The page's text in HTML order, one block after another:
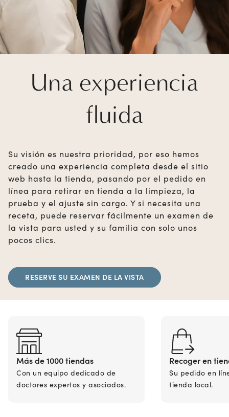
Una experiencia
fluida
Su visión es nuestra prioridad, por eso hemos
creado una experiencia completa desde el sitio
web hasta la tienda, pasando por el pedido en
línea para retirar en tienda a la limpieza, la
prueba y el ajuste sin cargo. Y si necesita una
receta, puede reservar fácilmente un examen de
la vista para usted y su familia con solo unos
pocos clics.
RESERVE SU EXAMEN DE LA VISTA
Más de 1000 tiendas
Con un equipo dedicado de
doctores expertos y asociados.
Recoger en
Su pedido en
tienda local.